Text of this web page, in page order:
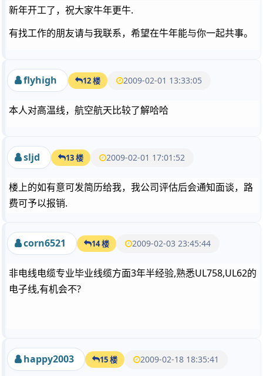
新年开工了，祝大家牛年更牛.
有找工作的朋友请与我联系，希望在牛年能与你一起共事。
flyhigh 12 楼 2009-02-01 13:33:05
本人对高温线，航空航天比较了解哈哈
sljd 13 楼 2009-02-01 17:01:52
楼上的如有意可发简历给我，我公司评估后会通知面谈，路
费可予以报销.
corn6521 14 楼 2009-02-03 23:45:44
非电线电缆专业毕业线缆方面3年半经验,熟悉UL758,UL62的
电子线,有机会不?
happy2003 15 楼 2009-02-18 18:35:41